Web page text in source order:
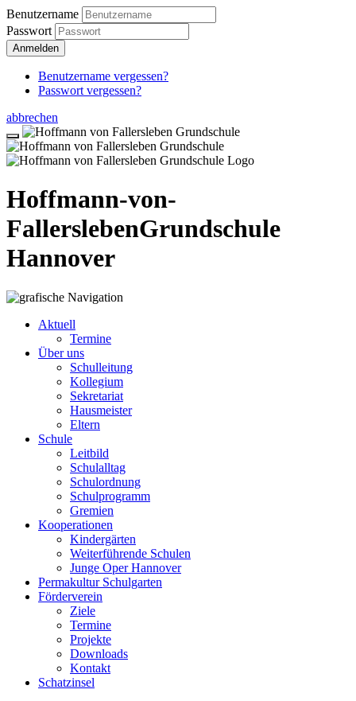
Benutzername
Passwort
Anmelden
Benutzername vergessen?
Passwort vergessen?
abbrechen
Hoffmann-von-
FallerslebenGrundschule
Hannover
Aktuell
Termine
Über uns
Schulleitung
Kollegium
Sekretariat
Hausmeister
Eltern
Schule
Leitbild
Schulalltag
Schulordnung
Schulprogramm
Gremien
Kooperationen
Kindergärten
Weiterführende Schulen
Junge Oper Hannover
Permakultur Schulgarten
Förderverein
Ziele
Termine
Projekte
Downloads
Kontakt
Schatzinsel